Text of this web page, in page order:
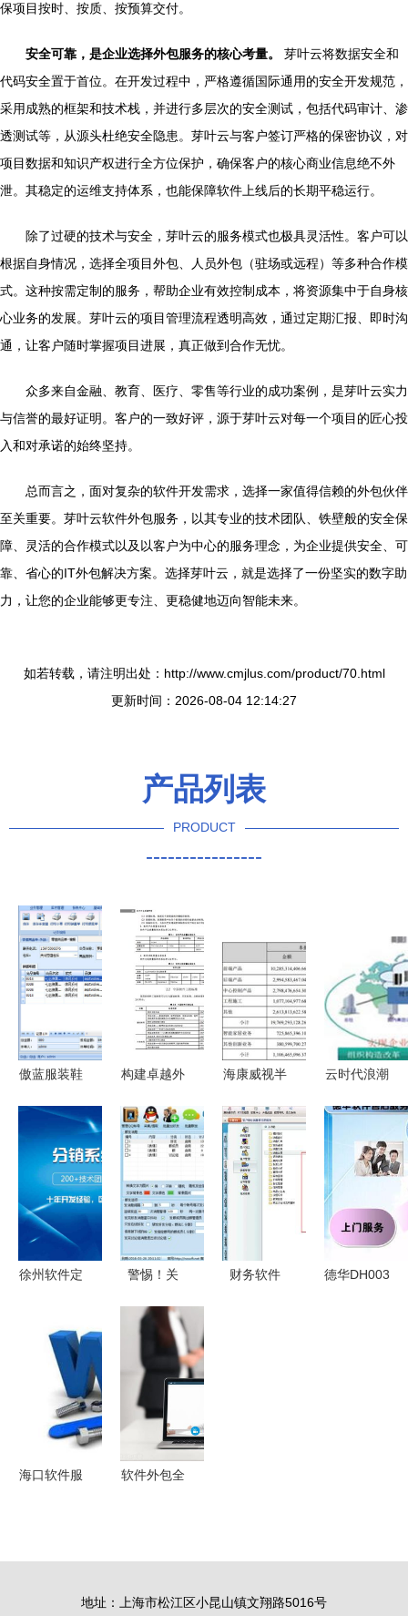
保项目按时、按质、按预算交付。
安全可靠，是企业选择外包服务的核心考量。
芽叶云将数据安全和
代码安全置于首位。在开发过程中，严格遵循国际通用的安全开发规范，
采用成熟的框架和技术栈，并进行多层次的安全测试，包括代码审计、渗
透测试等，从源头杜绝安全隐患。芽叶云与客户签订严格的保密协议，对
项目数据和知识产权进行全方位保护，确保客户的核心商业信息绝不外
泄。其稳定的运维支持体系，也能保障软件上线后的长期平稳运行。
除了过硬的技术与安全，芽叶云的服务模式也极具灵活性。客户可以
根据自身情况，选择全项目外包、人员外包（驻场或远程）等多种合作模
式。这种按需定制的服务，帮助企业有效控制成本，将资源集中于自身核
心业务的发展。芽叶云的项目管理流程透明高效，通过定期汇报、即时沟
通，让客户随时掌握项目进展，真正做到合作无忧。
众多来自金融、教育、医疗、零售等行业的成功案例，是芽叶云实力
与信誉的最好证明。客户的一致好评，源于芽叶云对每一个项目的匠心投
入和对承诺的始终坚持。
总而言之，面对复杂的软件开发需求，选择一家值得信赖的外包伙伴
至关重要。芽叶云软件外包服务，以其专业的技术团队、铁壁般的安全保
障、灵活的合作模式以及以客户为中心的服务理念，为企业提供安全、可
靠、省心的IT外包解决方案。选择芽叶云，就是选择了一份坚实的数字助
力，让您的企业能够更专注、更稳健地迈向智能未来。
如若转载，请注明出处：http://www.cmjlus.com/product/70.html
更新时间：2026-08-04 12:14:27
产品列表
PRODUCT
----------------
傲蓝服装鞋
打造高效服
装店全方位
管理体验
构建卓越外
量管理与销
售智慧的结
合
海康威视半
析 软件外
包服务如何
驱动新增长
云时代浪潮
件外包的转
型与未来
徐州软件定
制开发的完
整流程及软
件销售策略
解析
警惕！关
业QQ综合
营销群发软
件2016
v1.20”的风
险警示
财务软件
德华DH003
海口软件服
软件外包全
地址：上海市松江区小昆山镇文翔路5016号